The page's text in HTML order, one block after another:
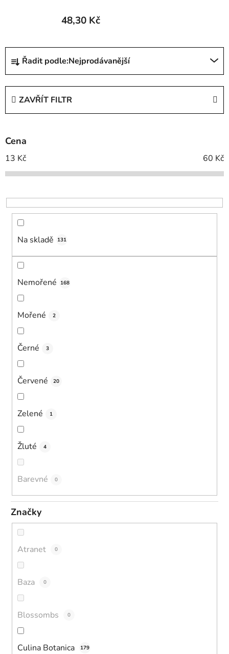
48,30 Kč
Ř
z
p
r
o
d
k
t
Řadit podle:Nejprodávanější
ZAVŘÍT FILTR
Cena
13 Kč 60 Kč
Na skladě 131
Nemořené 168
Mořené 2
Černé 3
Červené 20
Zelené 1
Žluté 4
Barevné 0
Značky
Atranet 0
Baza 0
Blossombs 0
Culina Botanica 179